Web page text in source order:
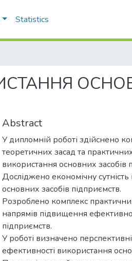
Statistics
Abstract
У дипломній роботі здійснено
теоретичних засад та
використання основних засобів
Досліджено економічну
основних засобів підприємств.
Розроблено комплекс
напрямів підвищення
підприємств.
У роботі визначено
ефективності використання